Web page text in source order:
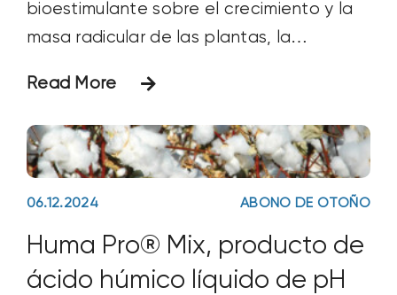
bioestimulante sobre el crecimiento y la
masa radicular de las plantas, la
el rendimiento y la calidad de los cultivos.
Objetivo El objetivo de este estudio era
comparar y contrastar los efectos
inmediatos que
Read More
06.12.2024 ABONO DE OTOÑO
Huma Pro® Mix, producto de
ácido húmico líquido de pH